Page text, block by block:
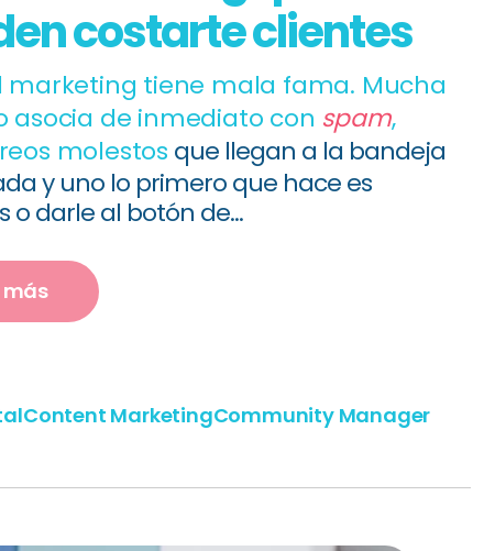
costarte clientes
marketing tiene mala fama. Mucha
asocia de inmediato con spam,
molestos que llegan a la bandeja
y uno lo primero que hace es
o darle al botón de...
más
Content MarketingCommunity Manager